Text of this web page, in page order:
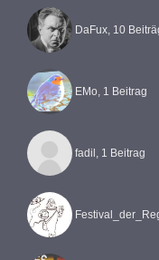
DaFux, 10
EMo, 1 Beitrag
fadil, 1 Beitrag